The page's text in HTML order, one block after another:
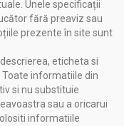
în 50 ml de apă sau
face o pauză de o
Unele specificații
fără preaviz sau
prezente în site sunt
eticheta si
informatiile din
si nu substituie
sau a oricarui
informatiile